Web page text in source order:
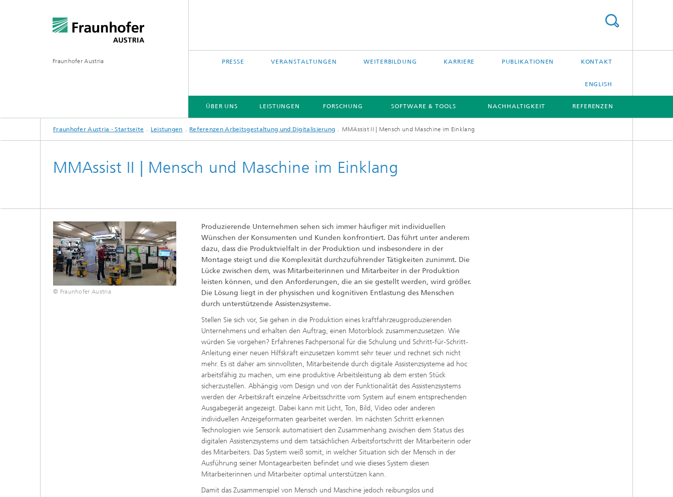
Fraunhofer Austria PRESSE VERANSTALTUNGEN WEITERBILDUNG KARRIERE PUBLIKATIONEN KONTAKT
ENGLISH
ÜBER UNS LEISTUNGEN FORSCHUNG SOFTWARE & TOOLS NACHHALTIGKEIT REFERENZEN
Fraunhofer Austria - Startseite Leistungen Referenzen Arbeitsgestaltung und Digitalisierung MMAssist II | Mensch und Maschine im Einklang
MMAssist II | Mensch und Maschine im Einklang
© Fraunhofer Austria
Produzierende Unternehmen sehen sich immer häufiger mit individuellen
Wünschen der Konsumenten und Kunden konfrontiert. Das führt unter anderem
dazu, dass die Produktvielfalt in der Produktion und insbesondere in der
Montage steigt und die Komplexität durchzuführender Tätigkeiten zunimmt. Die
Lücke zwischen dem, was Mitarbeiterinnen und Mitarbeiter in der Produktion
leisten können, und den Anforderungen, die an sie gestellt werden, wird größer.
Die Lösung liegt in der physischen und kognitiven Entlastung des Menschen
durch unterstützende Assistenzsysteme.
Stellen Sie sich vor, Sie gehen in die Produktion eines kraftfahrzeugproduzierenden
Unternehmens und erhalten den Auftrag, einen Motorblock zusammenzusetzen. Wie
würden Sie vorgehen? Erfahrenes Fachpersonal für die Schulung und Schritt-für-Schritt-
Anleitung einer neuen Hilfskraft einzusetzen kommt sehr teuer und rechnet sich nicht
mehr. Es ist daher am sinnvollsten, Mitarbeitende durch digitale Assistenzsysteme ad hoc
arbeitsfähig zu machen, um eine produktive Arbeitsleistung ab dem ersten Stück
sicherzustellen. Abhängig vom Design und von der Funktionalität des Assistenzsystems
werden der Arbeitskraft einzelne Arbeitsschritte vom System auf einem entsprechenden
Ausgabegerät angezeigt. Dabei kann mit Licht, Ton, Bild, Video oder anderen
individuellen Anzeigeformaten gearbeitet werden. Im nächsten Schritt erkennen
Technologien wie Sensorik automatisiert den Zusammenhang zwischen dem Status des
digitalen Assistenzsystems und dem tatsächlichen Arbeitsfortschritt der Mitarbeiterin oder
des Mitarbeiters. Das System weiß somit, in welcher Situation sich der Mensch in der
Ausführung seiner Montagearbeiten befindet und wie dieses System diesen
Mitarbeiterinnen und Mitarbeiter optimal unterstützen kann.
Damit das Zusammenspiel von Mensch und Maschine jedoch reibungslos und